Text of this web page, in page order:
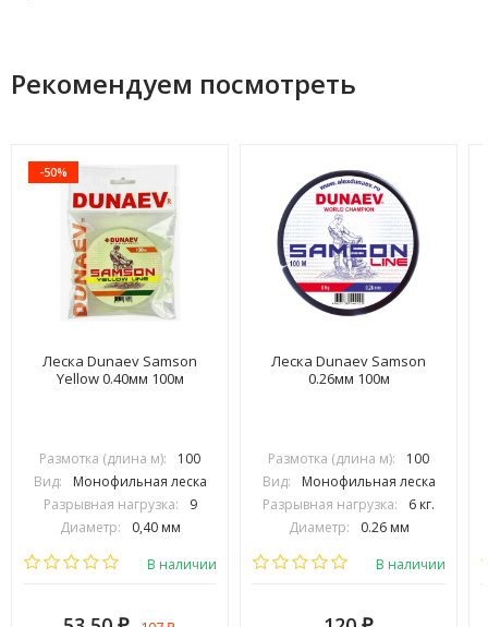
Рекомендуем посмотреть
-50%
Леска Dunaev Samson
Yellow 0.40мм 100м
Размотка (длина м):
100
Вид:
Монофильная леска
Разрывная нагрузка:
9
Диаметр:
0,40 мм
Выберите цвет:
В наличии
Леска Dunaev Samson
0.26мм 100м
Размотка (длина м):
100
Вид:
Монофильная леска
Разрывная нагрузка:
6 кг.
Диаметр:
0.26 мм
Выберите цвет:
В наличии